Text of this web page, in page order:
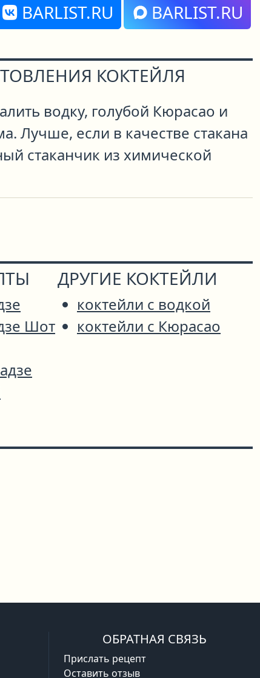
BARLIST.RU BARLIST.RU
КОКТЕЙЛЯ
водку, голубой Кюрасао и
Лучше, если в качестве стакана
стаканчик из химической
Шот
ДРУГИЕ КОКТЕЙЛИ
коктейли с водкой
коктейли с Кюрасао
ОБРАТНАЯ СВЯЗЬ
Прислать рецепт
Оставить отзыв